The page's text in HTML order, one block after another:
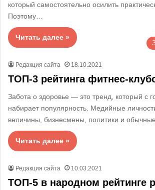
который самостоятельно осилить
Поэтому…
Читать далее »
Редакция сайта 18.10.2021
ТОП-3 рейтинга фитнес-
Забота о здоровье — это тренд, который с
набирает популярность. Медийные
величины, бизнесмены, политики и
Читать далее »
Редакция сайта 10.03.2021
ТОП-5 в народном рейтинге